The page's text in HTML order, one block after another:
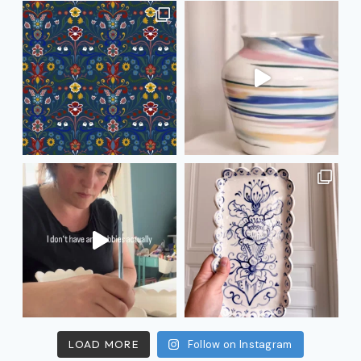
LOAD MORE Follow on Instagram